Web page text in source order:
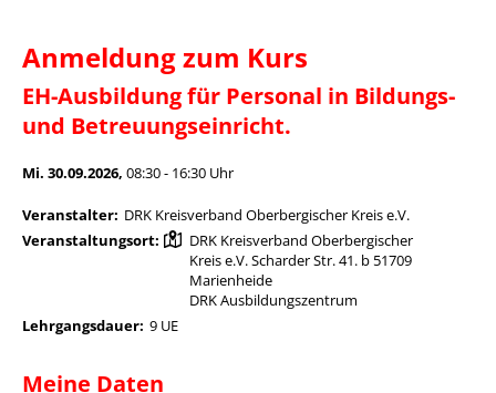
Anmeldung zum Kurs
EH-Ausbildung für Personal in Bildungs-
und Betreuungseinricht.
Mi. 30.09.2026, 08:30 - 16:30 Uhr
Veranstalter: DRK Kreisverband Oberbergischer Kreis e.V.
Veranstaltungsort:
DRK Kreisverband Oberbergischer
Kreis e.V. Scharder Str. 41. b 51709
Marienheide
DRK Ausbildungszentrum
Lehrgangsdauer: 9 UE
Meine Daten